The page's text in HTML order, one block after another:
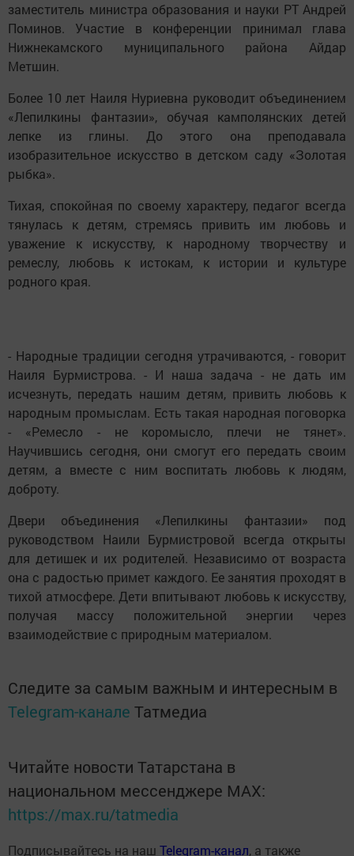
заместитель министра образования и науки РТ Андрей
Поминов. Участие в конференции принимал глава
Нижнекамского муниципального района Айдар
Метшин.
Более 10 лет Наиля Нуриевна руководит объединением
«Лепилкины фантазии», обучая камполянских детей
лепке из глины. До этого она преподавала
изобразительное искусство в детском саду «Золотая
рыбка».
Тихая, спокойная по своему характеру, педагог всегда
тянулась к детям, стремясь привить им любовь и
уважение к искусству, к народному творчеству и
ремеслу, любовь к истокам, к истории и культуре
родного края.
- Народные традиции сегодня утрачиваются, - говорит
Наиля Бурмистрова. - И наша задача - не дать им
исчезнуть, передать нашим детям, привить любовь к
народным промыслам. Есть такая народная поговорка
- «Ремесло - не коромысло, плечи не тянет».
Научившись сегодня, они смогут его передать своим
детям, а вместе с ним воспитать любовь к людям,
доброту.
Двери объединения «Лепилкины фантазии» под
руководством Наили Бурмистровой всегда открыты
для детишек и их родителей. Независимо от возраста
она с радостью примет каждого. Ее занятия проходят в
тихой атмосфере. Дети впитывают любовь к искусству,
получая массу положительной энергии через
взаимодействие с природным материалом.
Следите за самым важным и интересным в
Telegram-канале Татмедиа
Читайте новости Татарстана в
национальном мессенджере MАХ:
https://max.ru/tatmedia
Подписывайтесь на наш Telegram-канал, а также